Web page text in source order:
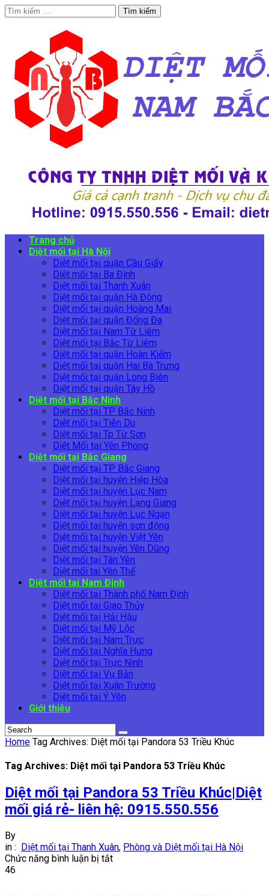
Tìm
kiếm
Trang chủ
Diệt mối tại Hà Nội
Diệt mối tại quận Cầu Giấy
Diệt mối tại Ba Đình
Diệt mối tại Thanh Xuân
Diệt mối tại quận Hà Đông
Diệt mối tại quận Hoàng Mai
Diệt mối tại quận Đống Đa
Diệt mối tại Nam Từ Liêm
Diệt mối tại Bắc Từ Liêm
Diệt mối tại quận Hoàn Kiếm
Diệt mối tại quận Hai Bà Trưng
Diệt mối tại quận Long Biên
Diệt mối tại quận Tây Hồ
Diệt mối tại Bắc Ninh
Diệt mối tại TP Bắc Ninh
Diệt mối tại Tiên Du
Diệt mối tại Tp Từ Sơn
Diệt Mối tại Yên Phong
Diệt mối tại Bắc Giang
Diệt mối tại TP Bắc Giang
Diệt mối tại huyện Hiệp Hòa
Diệt mối tại huyện Lục Nam
Diệt mối tại huyện Lạng Giang
Diệt mối tại huyện Lục Ngạn
Diệt mối tại huyện sơn động
Diệt mối tại huyện Việt Yên
Diệt mối tại huyện Yên Dũng
Diệt mối tại Tân Yên
Diệt mối tai Yên Thế
Diệt mối tại Nam Định
Diệt mối tại Thành phố Nam Định
Diệt mối tại Giao Thủy
Diệt mối tại Hải Hậu
Diệt mối tại Mỹ Lộc
Diệt mối tại Nam Trực
Diệt mối tại Nghĩa Hưng
Diệt mối tại Trực Ninh
Diệt mối tại Vụ Bản
Diệt mối tại Xuân Trường
Diệt mối tại Ý Yên
Giới thiệu
Home Tag Archives: Diệt mối tại Pandora 53 Triều Khúc
Tag Archives: Diệt mối tại Pandora 53 Triều Khúc
Diệt mối tại Pandora 53 Triều Khúc|Diệt
mối giá rẻ- liên hệ: 0915.550.556
By
in :
Diệt mối tại Thanh Xuân, Phòng và Diệt mối tại Hà Nội
Chức năng bình luận bị tắtở
46